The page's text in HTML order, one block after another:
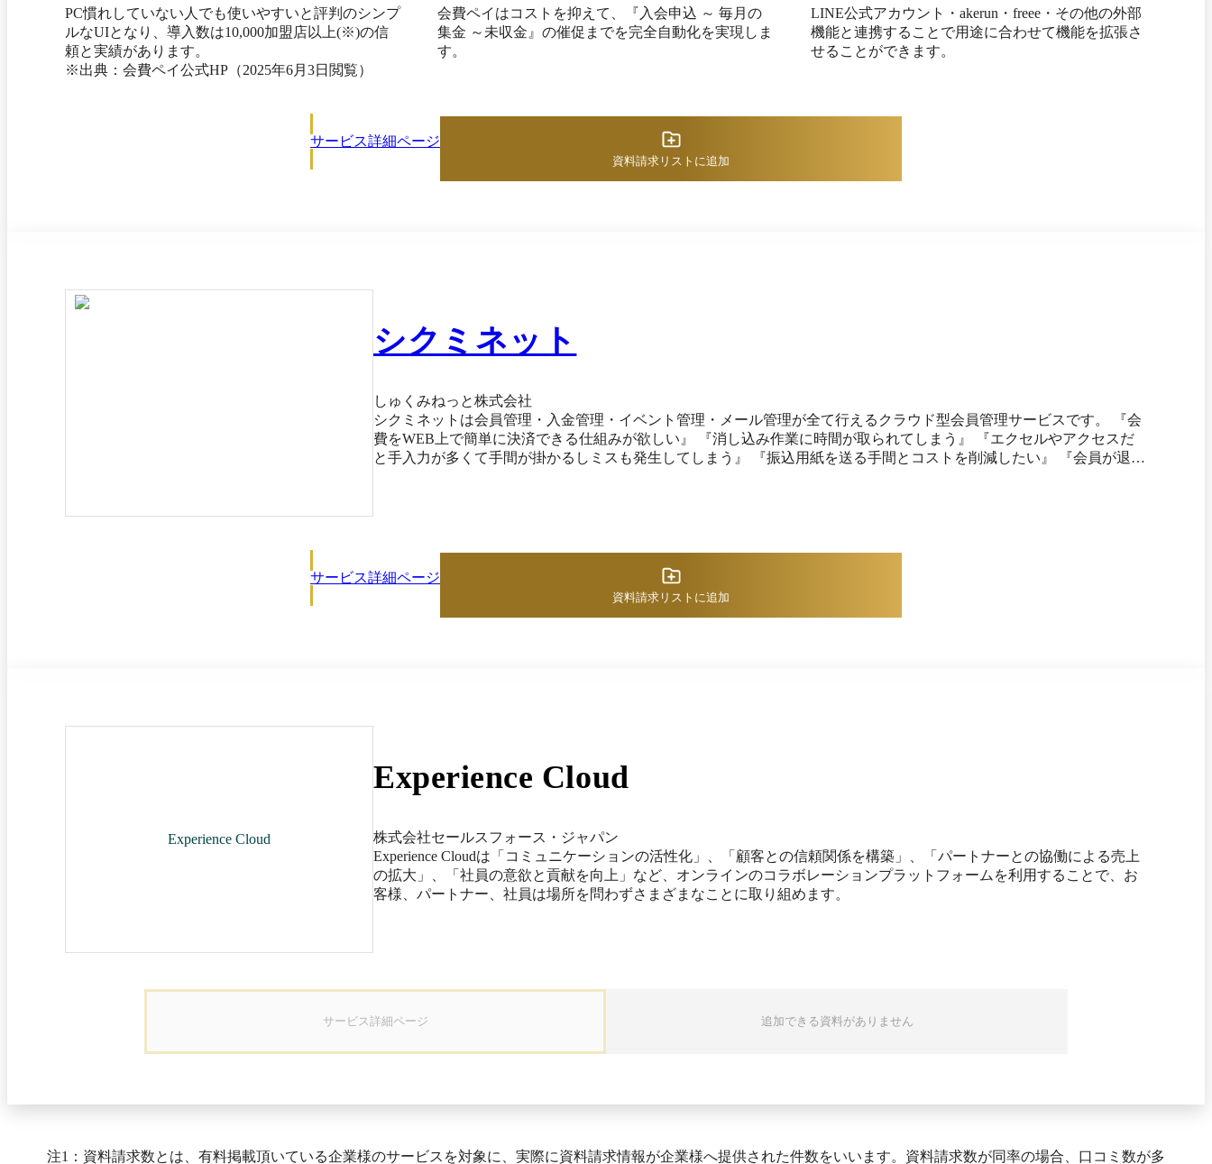
PC慣れしていない人でも使いやすいと評判のシンプ
ルなUIとなり、導入数は10,000加盟店以上(※)の信
頼と実績があります。
※出典：会費ペイ公式HP（2025年6月3日閲覧）
会費ペイはコストを抑えて、『入会申込 ～ 毎月の
集金 ～未収金』の催促までを完全自動化を実現しま
す。
LINE公式アカウント・akerun・freee・その他の外部
機能と連携することで用途に合わせて機能を拡張さ
せることができます。
サービス詳細ページ
資料請求リストに追加
シクミネット
しゅくみねっと株式会社
シクミネットは会員管理・入金管理・イベント管理・メール管理が全て行えるクラウド型会員管理サービスです。 『会
費をWEB上で簡単に決済できる仕組みが欲しい』 『消し込み作業に時間が取られてしまう』 『エクセルやアクセスだ
と手入力が多くて手間が掛かるしミスも発生してしまう』 『振込用紙を送る手間とコストを削減したい』 『会員が退会
サービス詳細ページ
資料請求リストに追加
Experience Cloud
Experience Cloud
株式会社セールスフォース・ジャパン
Experience Cloudは「コミュニケーションの活性化」、「顧客との信頼関係を構築」、「パートナーとの協働による売上
の拡大」、「社員の意欲と貢献を向上」など、オンラインのコラボレーションプラットフォームを利用することで、お
客様、パートナー、社員は場所を問わずさまざまなことに取り組めます。
サービス詳細ページ 追加できる資料がありません
注1：資料請求数とは、有料掲載頂いている企業様のサービスを対象に、実際に資料請求情報が企業様へ提供された件数をいいます。資料請求数が同率の場合、口コミ数が多